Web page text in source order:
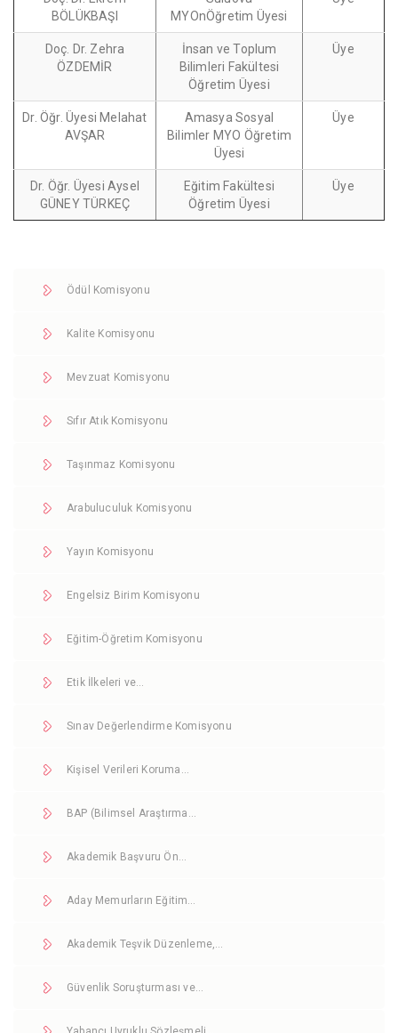
BÖLÜKBAŞI
MYOnÖğretim Üyesi
Doç. Dr. Zehra
ÖZDEMİR
İnsan ve Toplum
Bilimleri Fakültesi
Öğretim Üyesi
Üye
Dr. Öğr. Üyesi Melahat
AVŞAR
Amasya Sosyal
Bilimler MYO Öğretim
Üyesi
Üye
Dr. Öğr. Üyesi Aysel
GÜNEY TÜRKEÇ
Eğitim Fakültesi
Öğretim Üyesi
Üye
Ödül Komisyonu
Kalite Komisyonu
Mevzuat Komisyonu
Sıfır Atık Komisyonu
Taşınmaz Komisyonu
Arabuluculuk Komisyonu
Yayın Komisyonu
Engelsiz Birim Komisyonu
Eğitim-Öğretim Komisyonu
Etik İlkeleri ve…
Sınav Değerlendirme Komisyonu
Kişisel Verileri Koruma…
BAP (Bilimsel Araştırma…
Akademik Başvuru Ön…
Aday Memurların Eğitim…
Akademik Teşvik Düzenleme,…
Güvenlik Soruşturması ve…